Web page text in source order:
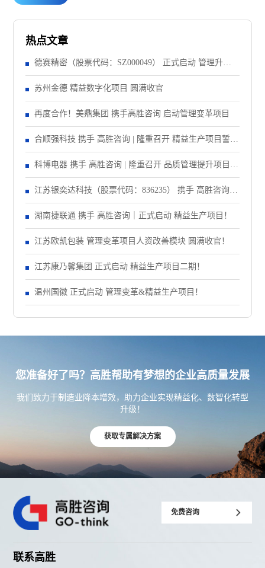
热点文章
德赛精密（股票代码：SZ000049） 正式启动 管理升级&
精益注塑项目！
苏州金德 精益数字化项目 圆满收官
再度合作！美鼎集团 携手高胜咨询 启动管理变革项目
合顺强科技 携手 高胜咨询 | 隆重召开 精益生产项目誓师
大会！
科博电器 携手 高胜咨询 | 隆重召开 品质管理提升项目启
动大会！
江苏银奕达科技（股票代码：836235） 携手 高胜咨询｜
正式启动 管理变革项目
湖南捷联通 携手 高胜咨询｜正式启动 精益生产项目！
江苏欧凯包装 管理变革项目人资改善模块 圆满收官！
江苏康乃馨集团 正式启动 精益生产项目二期！
温州国徽 正式启动 管理变革&精益生产项目！
您准备好了吗？高胜帮助有梦想的企业高质量发展
我们致力于制造业降本增效，助力企业实现精益化、数智化转型
升级！
获取专属解决方案
免费咨询
联系高胜